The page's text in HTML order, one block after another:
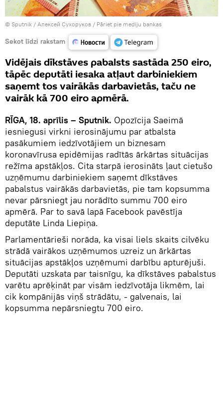
© Sputnik / Алексей Сухоруков / Pāriet pie mediju bankas
Sekot līdzi rakstam
Vidējais dīkstāves pabalsts sastāda 250 eiro,
tāpēc deputāti iesaka atļaut darbiniekiem
saņemt tos vairākās darbavietās, taču ne
vairāk kā 700 eiro apmērā.
RĪGA, 18. aprīlis – Sputnik. Opozīcija Saeimā
iesniegusi virkni ierosinājumu par atbalsta
pasākumiem iedzīvotājiem un biznesam
koronavīrusa epidēmijas radītās ārkārtas situācijas
režīma apstākļos. Cita starpā ierosināts ļaut cietušo
uzņēmumu darbiniekiem saņemt dīkstāves
pabalstus vairākās darbavietās, pie tam kopsumma
nevar pārsniegt jau norādīto summu 700 eiro
apmērā. Par to savā lapā Facebook pavēstīja
deputāte Linda Liepiņa.
Parlamentārieši norāda, ka visai liels skaits cilvēku
strādā vairākos uzņēmumos uzreiz un ārkārtas
situācijas apstākļos uzņēmumi darbību apturējuši.
Deputāti uzskata par taisnīgu, ka dīkstāves pabalstus
varētu aprēķināt par visām iedzīvotāja likmēm, lai
cik kompānijās viņš strādātu, - galvenais, lai
kopsumma nepārsniegtu 700 eiro.